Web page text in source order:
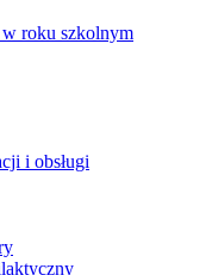
roku szkolnym
i obsługi